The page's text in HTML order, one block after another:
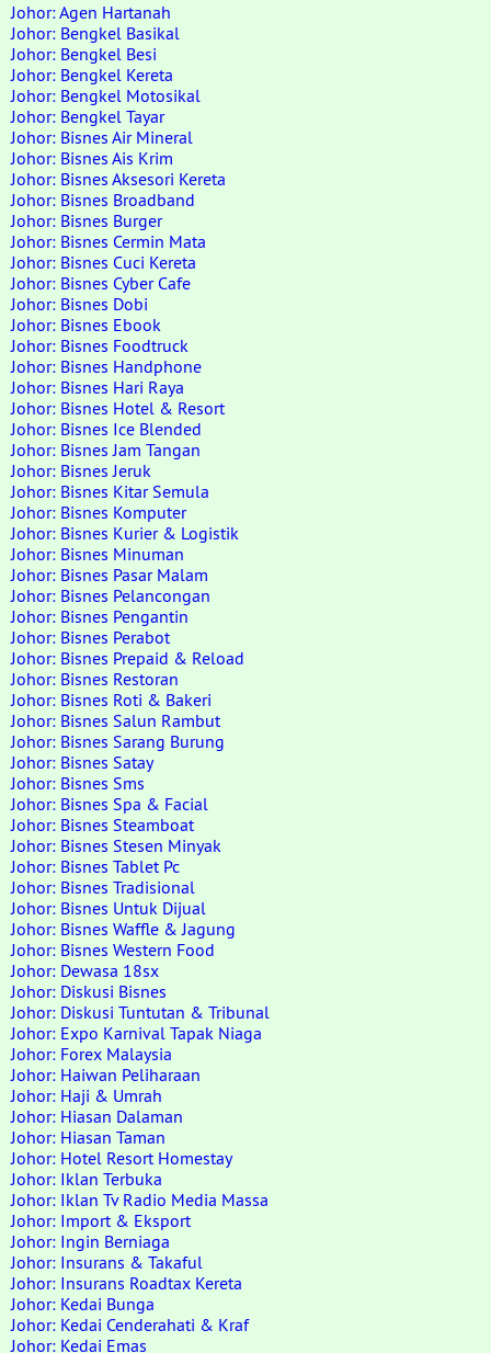
Johor: Agen Hartanah
Johor: Bengkel Basikal
Johor: Bengkel Besi
Johor: Bengkel Kereta
Johor: Bengkel Motosikal
Johor: Bengkel Tayar
Johor: Bisnes Air Mineral
Johor: Bisnes Ais Krim
Johor: Bisnes Aksesori Kereta
Johor: Bisnes Broadband
Johor: Bisnes Burger
Johor: Bisnes Cermin Mata
Johor: Bisnes Cuci Kereta
Johor: Bisnes Cyber Cafe
Johor: Bisnes Dobi
Johor: Bisnes Ebook
Johor: Bisnes Foodtruck
Johor: Bisnes Handphone
Johor: Bisnes Hari Raya
Johor: Bisnes Hotel & Resort
Johor: Bisnes Ice Blended
Johor: Bisnes Jam Tangan
Johor: Bisnes Jeruk
Johor: Bisnes Kitar Semula
Johor: Bisnes Komputer
Johor: Bisnes Kurier & Logistik
Johor: Bisnes Minuman
Johor: Bisnes Pasar Malam
Johor: Bisnes Pelancongan
Johor: Bisnes Pengantin
Johor: Bisnes Perabot
Johor: Bisnes Prepaid & Reload
Johor: Bisnes Restoran
Johor: Bisnes Roti & Bakeri
Johor: Bisnes Salun Rambut
Johor: Bisnes Sarang Burung
Johor: Bisnes Satay
Johor: Bisnes Sms
Johor: Bisnes Spa & Facial
Johor: Bisnes Steamboat
Johor: Bisnes Stesen Minyak
Johor: Bisnes Tablet Pc
Johor: Bisnes Tradisional
Johor: Bisnes Untuk Dijual
Johor: Bisnes Waffle & Jagung
Johor: Bisnes Western Food
Johor: Dewasa 18sx
Johor: Diskusi Bisnes
Johor: Diskusi Tuntutan & Tribunal
Johor: Expo Karnival Tapak Niaga
Johor: Forex Malaysia
Johor: Haiwan Peliharaan
Johor: Haji & Umrah
Johor: Hiasan Dalaman
Johor: Hiasan Taman
Johor: Hotel Resort Homestay
Johor: Iklan Terbuka
Johor: Iklan Tv Radio Media Massa
Johor: Import & Eksport
Johor: Ingin Berniaga
Johor: Insurans & Takaful
Johor: Insurans Roadtax Kereta
Johor: Kedai Bunga
Johor: Kedai Cenderahati & Kraf
Johor: Kedai Emas